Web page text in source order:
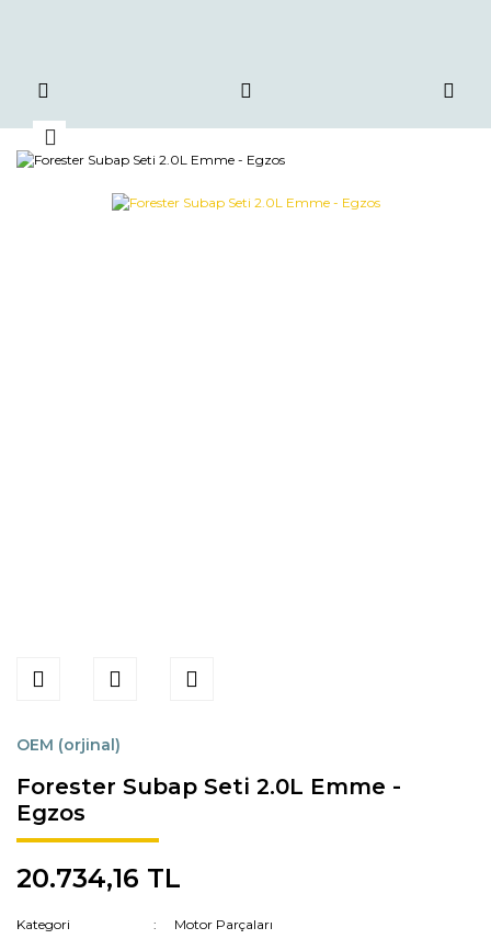
OEM (orjinal)
Forester Subap Seti 2.0L Emme -
Egzos
20.734,16 TL
Kategori
Motor Parçaları